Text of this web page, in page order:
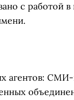
с работой
агентов: